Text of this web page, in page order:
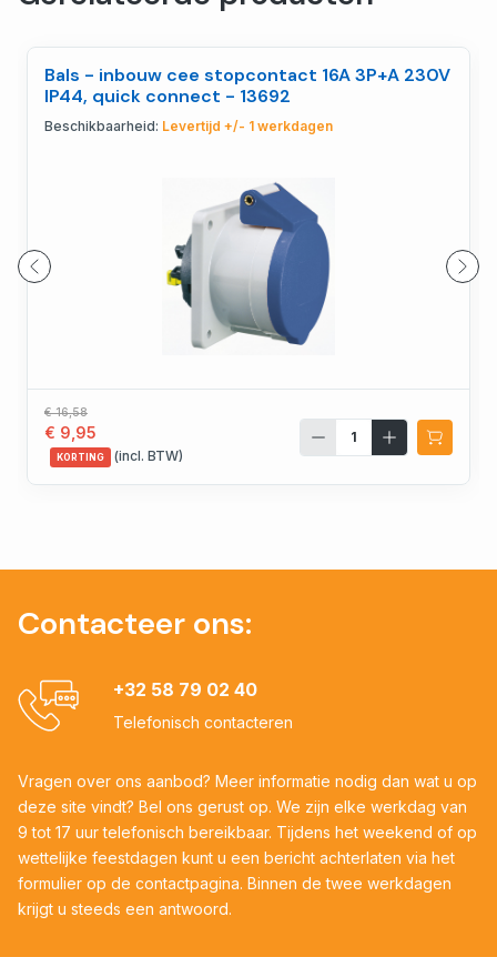
Bals - inbouw cee stopcontact 16A 3P+A 230V
IP44, quick connect - 13692
Beschikbaarheid: Levertijd +/- 1 werkdagen
€ 16,58
€ 9,95
KORTING (incl. BTW)
Contacteer ons:
+32 58 79 02 40
Telefonisch contacteren
Vragen over ons aanbod? Meer informatie nodig dan wat u op
deze site vindt? Bel ons gerust op. We zijn elke werkdag van
9 tot 17 uur telefonisch bereikbaar. Tijdens het weekend of op
wettelijke feestdagen kunt u een bericht achterlaten via het
formulier op de contactpagina. Binnen de twee werkdagen
krijgt u steeds een antwoord.